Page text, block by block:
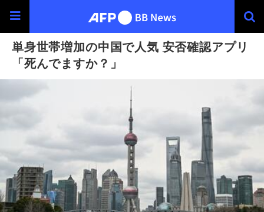
単身世帯増加の中国で人気 安否確認アプリ
「死んでますか？」